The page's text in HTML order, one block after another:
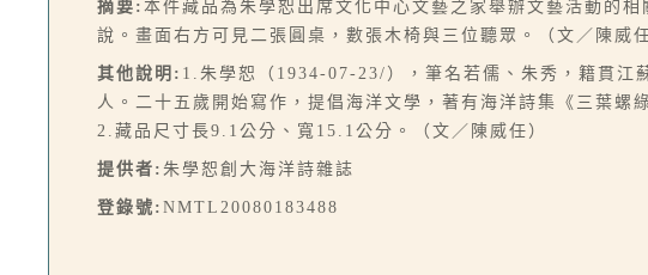
摘要: 本件藏品為朱學恕出席文化中心文藝之家舉辦文藝活動的
說。畫面右方可見二張圓桌，數張木椅與三位聽眾。（文／陳威任
其他說明: 1.朱學恕（1934-07-23/），筆名若儒、朱秀，籍貫江
人。二十五歲開始寫作，提倡海洋文學，著有海洋詩集《三葉螺
2.藏品尺寸長9.1公分、寬15.1公分。（文／陳威任）
提供者: 朱學恕創大海洋詩雜誌
登錄號: NMTL20080183488